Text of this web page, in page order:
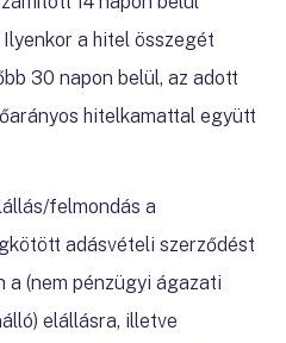
a hitel összegét
30 napon belül, az adott
hitelkamattal együtt
felmondás a
adásvételi szerződést
a (nem pénzügyi ágazati
elállásra, illetve